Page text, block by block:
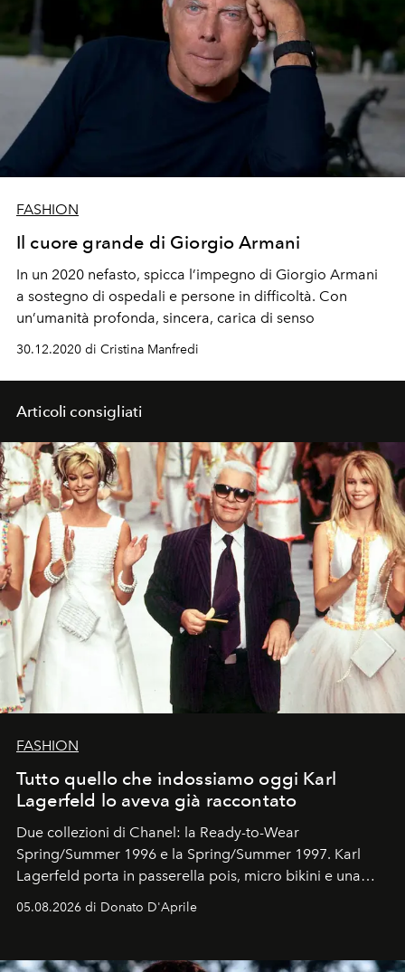
FASHION
Il cuore grande di Giorgio Armani
In un 2020 nefasto, spicca l’impegno di Giorgio Armani
a sostegno di ospedali e persone in difficoltà. Con
un’umanità profonda, sincera, carica di senso
30.12.2020 di Cristina Manfredi
Articoli consigliati
FASHION
Tutto quello che indossiamo oggi Karl
Lagerfeld lo aveva già raccontato
Due collezioni di Chanel: la Ready-to-Wear
Spring/Summer 1996 e la Spring/Summer 1997. Karl
Lagerfeld porta in passerella pois, micro bikini e una
Kate, Claudia e Carla una dietro l'altra. Trent'anni dopo,
uno dei documenti più contemporanei che abbiamo.
05.08.2026 di Donato D'Aprile